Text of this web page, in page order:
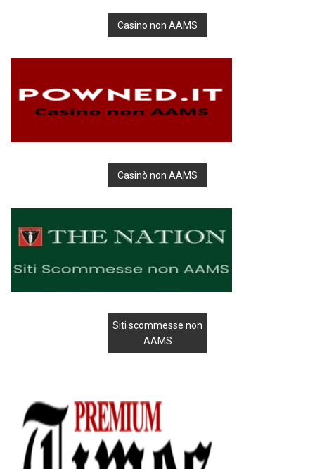
Casino non AAMS
Casinò non AAMS
Siti scommesse non
AAMS